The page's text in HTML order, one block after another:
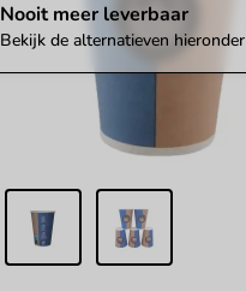
Nooit meer leverbaar
Bekijk de alternatieven hieronder